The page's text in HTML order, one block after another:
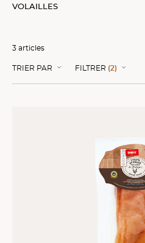
VOLAILLES
3 articles
TRIER PAR FILTRER (2)